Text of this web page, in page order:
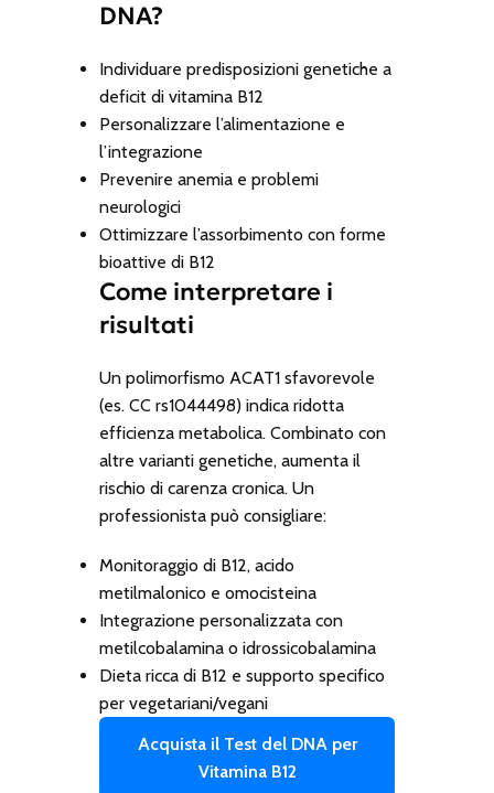
DNA?
Individuare predisposizioni genetiche a
deficit di vitamina B12
Personalizzare l’alimentazione e
l’integrazione
Prevenire anemia e problemi
neurologici
Ottimizzare l’assorbimento con forme
bioattive di B12
Come interpretare i
risultati
Un polimorfismo ACAT1 sfavorevole
(es. CC rs1044498) indica ridotta
efficienza metabolica. Combinato con
altre varianti genetiche, aumenta il
rischio di carenza cronica. Un
professionista può consigliare:
Monitoraggio di B12, acido
metilmalonico e omocisteina
Integrazione personalizzata con
metilcobalamina o idrossicobalamina
Dieta ricca di B12 e supporto specifico
per vegetariani/vegani
Acquista il Test del DNA per
Vitamina B12